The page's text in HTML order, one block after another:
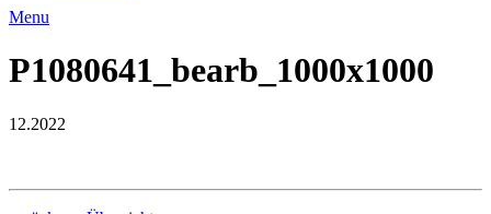
Menu
P1080641_bearb_1000x1000
12.2022